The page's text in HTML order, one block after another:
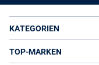
KATEGORIEN
TOP-MARKEN